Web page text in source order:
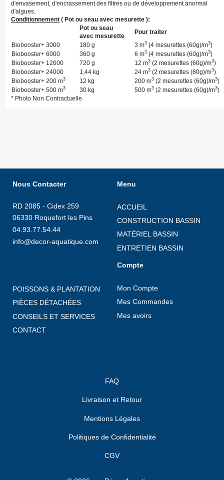
d'envasement, d'encrassement des filtres ou de développement anormal
d'algues.
Conditionnement ( Pot ou seau avec mesurette ):
Pot ou seau
avec mesurette
Pour traiter
Biobooster+ 3000
180 g 3 m3 (4 mesurettes (60g)/m3)
Biobooster+ 6000
360 g 6 m3 (4 mesurettes (60g)/m3)
Biobooster+ 12000
720 g 12 m3 (2 mesurettes (60g)/m3)
Biobooster+ 24000
1,44 kg 24 m3 (2 mesurettes (60g)/m3)
Biobooster+ 200 m3 12 kg 200 m3 (2 mesurettes (60g)/m3)
Biobooster+ 500 m3 30 kg 500 m3 (2 mesurettes (60g)/m3)
* Photo Non Contractuelle
Nous Contacter
RD 2085 - Cidex 259
06330 Roquefort les Pins
04.93.77.54.44
info@decor-aquatique.com
Menu
ACCUEIL
CONSTRUCTION BASSIN
MATÉRIEL BASSIN
ENTRETIEN BASSIN
POISSONS & PLANTATION
PIÈCES DÉTACHÉES
CONSEILS ET SERVICES
CONTACT
Compte
Mon Compte
Mes Commandes
Mes avoirs
FAQ
Livraison et Retour
Mentions Légales
Politiques de Confidentialité
CGV